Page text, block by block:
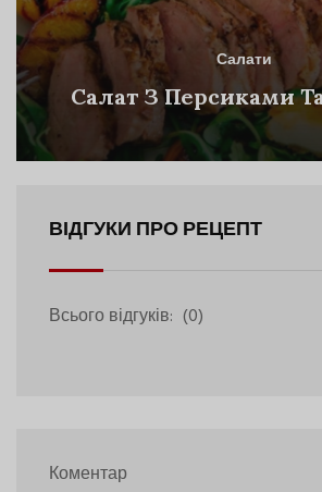
Салати
Салат З Персиками
ВІДГУКИ ПРО РЕЦЕПТ
Всього відгуків: (0)
Коментар